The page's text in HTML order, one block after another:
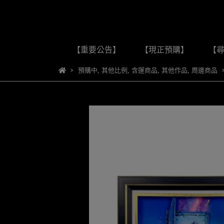
【重要公告】 【現正預購】 【
預購中, 其他比例 , 含運商品, 其他作品, 周邊商品